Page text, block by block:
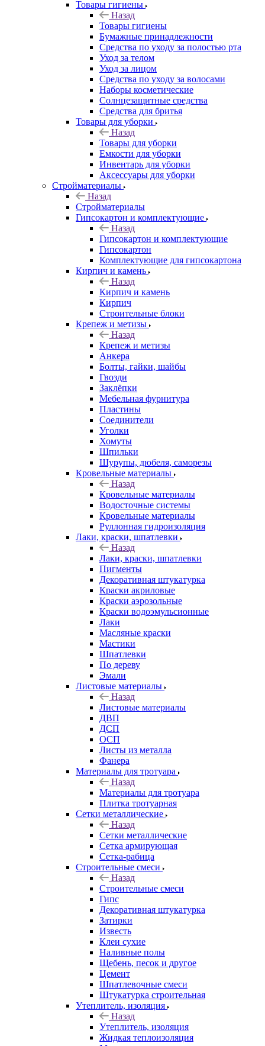
Товары гигиены
Назад
Товары гигиены
Бумажные принадлежности
Средства по уходу за полостью рта
Уход за телом
Уход за лицом
Средства по уходу за волосами
Наборы косметические
Солнцезащитные средства
Средства для бритья
Товары для уборки
Назад
Товары для уборки
Емкости для уборки
Инвентарь для уборки
Аксессуары для уборки
Стройматериалы
Назад
Стройматериалы
Гипсокартон и комплектующие
Назад
Гипсокартон и комплектующие
Гипсокартон
Комплектующие для гипсокартона
Кирпич и камень
Назад
Кирпич и камень
Кирпич
Строительные блоки
Крепеж и метизы
Назад
Крепеж и метизы
Анкера
Болты, гайки, шайбы
Гвозди
Заклёпки
Мебельная фурнитура
Пластины
Соединители
Уголки
Хомуты
Шпильки
Шурупы, дюбеля, саморезы
Кровельные материалы
Назад
Кровельные материалы
Водосточные системы
Кровельные материалы
Руллонная гидроизоляция
Лаки, краски, шпатлевки
Назад
Лаки, краски, шпатлевки
Пигменты
Декоративная штукатурка
Краски акриловые
Краски аэрозольные
Краски водоэмульсионные
Лаки
Масляные краски
Мастики
Шпатлевки
По дереву
Эмали
Листовые материалы
Назад
Листовые материалы
ДВП
ДСП
ОСП
Листы из металла
Фанера
Материалы для тротуара
Назад
Материалы для тротуара
Плитка тротуарная
Сетки металлические
Назад
Сетки металлические
Сетка армирующая
Сетка-рабица
Строительные смеси
Назад
Строительные смеси
Гипс
Декоративная штукатурка
Затирки
Известь
Клеи сухие
Наливные полы
Щебень, песок и другое
Цемент
Шпатлевочные смеси
Штукатурка строительная
Утеплитель, изоляция
Назад
Утеплитель, изоляция
Жидкая теплоизоляция